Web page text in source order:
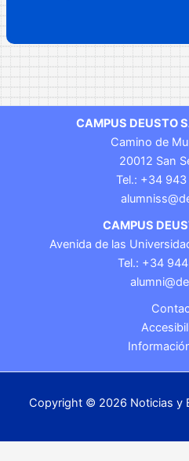
CAMPUS DEUSTO
Camino de
20012 San
Tel.: +34
CAMPUS
Avenida de las
Tel.: +34
Copyright © 2026 Noticias y